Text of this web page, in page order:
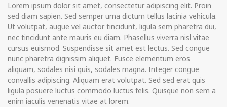
Lorem ipsum dolor sit amet, consectetur adipiscing elit. Proin
sed diam sapien. Sed semper urna dictum tellus lacinia vehicula.
Ut volutpat, augue vel auctor tincidunt, ligula sem pharetra dui,
nec tincidunt ante mauris eu diam. Phasellus viverra nisl vitae
cursus euismod. Suspendisse sit amet est lectus. Sed congue
nunc pharetra dignissim aliquet. Fusce elementum eros
aliquam, sodales nisi quis, sodales magna. Integer congue
convallis adipiscing. Aliquam erat volutpat. Sed sed erat quis
ligula posuere luctus commodo luctus felis. Quisque non sem a
enim iaculis venenatis vitae at lorem.